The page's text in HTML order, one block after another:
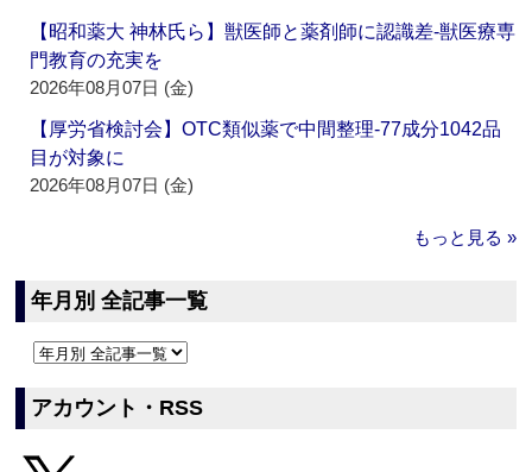
【昭和薬大 神林氏ら】獣医師と薬剤師に認識差‐獣医療専
門教育の充実を
2026年08月07日 (金)
【厚労省検討会】OTC類似薬で中間整理‐77成分1042品
目が対象に
2026年08月07日 (金)
もっと見る »
年月別 全記事一覧
アカウント・RSS